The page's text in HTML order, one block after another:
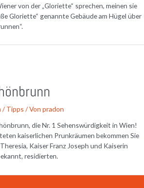
von der „Gloriette“ sprechen, meinen sie
Gloriette“ genannte Gebäude am Hügel über
/ Tipps / Von pradon
die Nr. 1 Sehenswürdigkeit in Wien!
kaiserlichen Prunkräumen bekommen Sie
Kaiser Franz Joseph und Kaiserin
residierten.